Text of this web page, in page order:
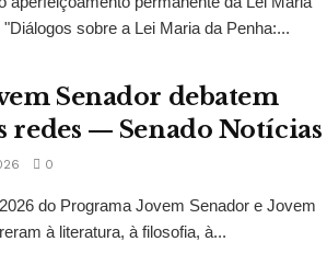
sobre a Lei Maria da Penha:...
Senador debatem
redes — Senado Notícias
0
do Programa Jovem Senador e Jovem
à literatura, à filosofia, à...